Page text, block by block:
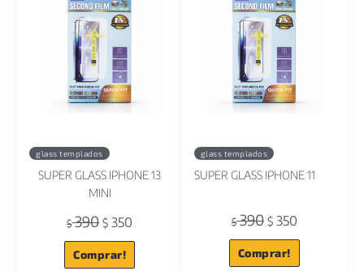
glass templados
SUPER GLASS IPHONE 13
MINI
$390 $ 350
Comprar!
glass templados
SUPER GLASS IPHONE 11
$390 $350
Comprar!